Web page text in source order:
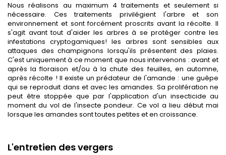
Nous réalisons au maximum 4 traitements et seulement si
nécessaire. Ces traitements privilégient l'arbre et son
environnement et sont forcément proscrits avant la récolte. Il
s'agit avant tout d'aider les arbres à se protéger contre les
infestations cryptogamiques! les arbres sont sensibles aux
attaques des champignons lorsqu'ils présentent des plaies.
C'est uniquement à ce moment que nous intervenons : avant et
après la floraison et/ou à la chute des feuilles, en automne,
après récolte ! Il existe un prédateur de l'amande : une guêpe
qui se reproduit dans et avec les amandes. Sa prolifération ne
peut être stoppée que par l'application d'un insecticide au
moment du vol de l'insecte pondeur. Ce vol a lieu début mai
lorsque les amandes sont toutes petites et en croissance.
L'entretien des vergers